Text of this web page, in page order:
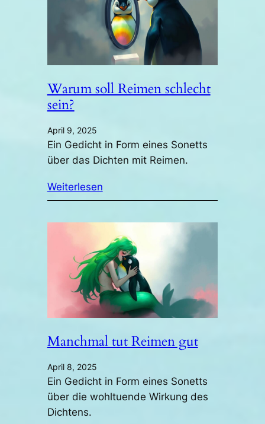
Warum soll Reimen schlecht
sein?
April 9, 2025
Ein Gedicht in Form eines Sonetts
über das Dichten mit Reimen.
Weiterlesen
Manchmal tut Reimen gut
April 8, 2025
Ein Gedicht in Form eines Sonetts
über die wohltuende Wirkung des
Dichtens.